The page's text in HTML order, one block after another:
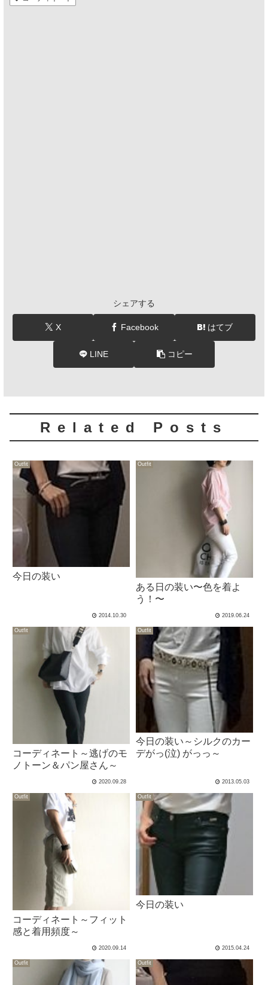
シェアする
X Facebook はてブ
LINE コピー
Related Posts
Outfit
今日の装い
2014.10.30
Outfit
ある日の装い〜色を着よ
う！〜
2019.06.24
Outfit
コーディネート～逃げのモ
ノトーン＆パン屋さん～
2020.09.28
Outfit
今日の装い～シルクのカー
デがっ(泣) がっっ～
2013.05.03
Outfit
コーディネート～フィット
感と着用頻度～
2020.09.14
Outfit
今日の装い
2015.04.24
Outfit Outfit